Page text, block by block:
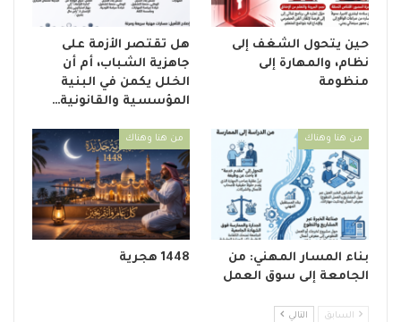
حين يتحول الشغف إلى
نظام، والمهارة إلى
منظومة
هل تقتصر الأزمة على
جاهزية الشباب، أم أن
الخلل يكمن في البنية
المؤسسية والقانونية…
من هنا وهناك
بناء المسار المهني: من
الجامعة إلى سوق العمل
من هنا وهناك
1448 هجرية
السابق التالي